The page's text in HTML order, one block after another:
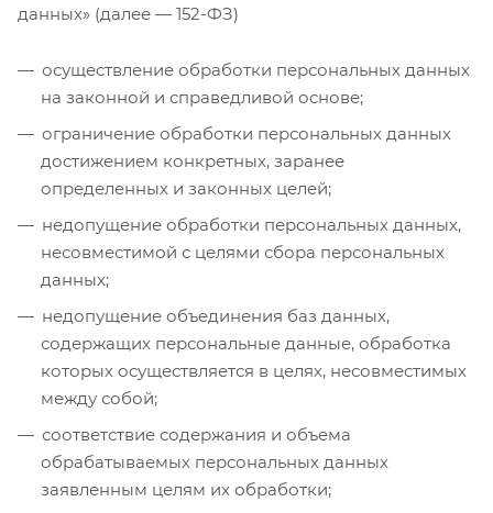
данных» (далее — 152-ФЗ)
осуществление обработки персональных данных
на законной и справедливой основе;
ограничение обработки персональных данных
достижением конкретных, заранее
определенных и законных целей;
недопущение обработки персональных данных,
несовместимой с целями сбора персональных
данных;
недопущение объединения баз данных,
содержащих персональные данные, обработка
которых осуществляется в целях, несовместимых
между собой;
соответствие содержания и объема
обрабатываемых персональных данных
заявленным целям их обработки;